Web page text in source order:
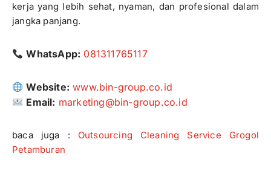
kerja yang lebih sehat, nyaman, dan profesional dalam
jangka panjang.
WhatsApp: 081311765117
Website: www.bin-group.co.id
Email: marketing@bin-group.co.id
baca juga : Outsourcing Cleaning Service Grogol
Petamburan